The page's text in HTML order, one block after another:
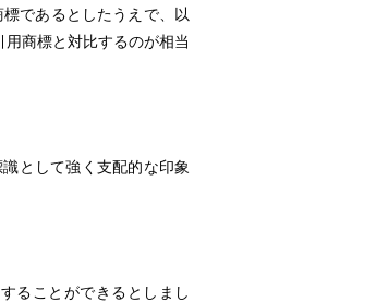
であるとしたうえで、以
商標と対比するのが相当
として強く支配的な印象
ることができるとしまし